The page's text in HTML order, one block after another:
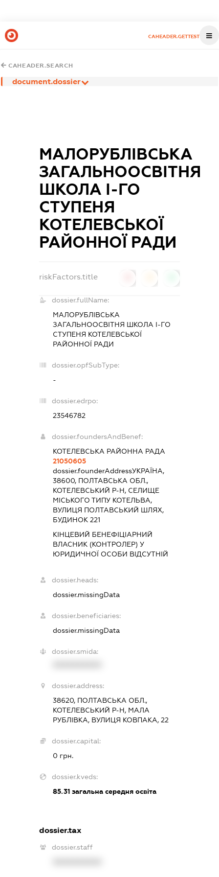
CAHEADER.GETTEST
CAHEADER.SEARCH
document.dossier
МАЛОРУБЛІВСЬКА
ЗАГАЛЬНООСВІТНЯ
ШКОЛА І-ГО
СТУПЕНЯ
КОТЕЛЕВСЬКОЇ
РАЙОННОЇ РАДИ
riskFactors.title
dossier.fullName:
МАЛОРУБЛІВСЬКА
ЗАГАЛЬНООСВІТНЯ ШКОЛА І-ГО
СТУПЕНЯ КОТЕЛЕВСЬКОЇ
РАЙОННОЇ РАДИ
dossier.opfSubType:
-
dossier.edrpo:
23546782
dossier.foundersAndBenef:
КОТЕЛЕВСЬКА РАЙОННА РАДА
21050605
dossier.founderAddressУКРАЇНА,
38600, ПОЛТАВСЬКА ОБЛ.,
КОТЕЛЕВСЬКИЙ Р-Н, СЕЛИЩЕ
МІСЬКОГО ТИПУ КОТЕЛЬВА,
ВУЛИЦЯ ПОЛТАВСЬКИЙ ШЛЯХ,
БУДИНОК 221
КІНЦЕВИЙ БЕНЕФІЦІАРНИЙ
ВЛАСНИК (КОНТРОЛЕР) У
ЮРИДИЧНОЇ ОСОБИ ВІДСУТНІЙ
dossier.heads:
dossier.missingData
dossier.beneficiaries:
dossier.missingData
dossier.smida:
dossier.address:
38620, ПОЛТАВСЬКА ОБЛ.,
КОТЕЛЕВСЬКИЙ Р-Н, МАЛА
РУБЛІВКА, ВУЛИЦЯ КОВПАКА, 22
dossier.capital:
0 грн.
dossier.kveds:
85.31загальна середня освіта
dossier.tax
dossier.staff